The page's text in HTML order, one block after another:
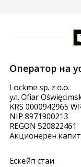
Оператор на
Lockme sp. z o.o.
ул. Ofiar
KRS 0000942965
NIP 8971900213
REGON 520822461
Акционерен
Ескейп стаи